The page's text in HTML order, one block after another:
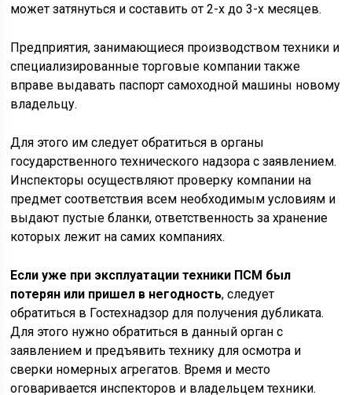
может затянуться и составить от 2-х до 3-х месяцев.
Предприятия, занимающиеся производством техники и
специализированные торговые компании также
вправе выдавать паспорт самоходной машины новому
владельцу.
Для этого им следует обратиться в органы
государственного технического надзора с заявлением.
Инспекторы осуществляют проверку компании на
предмет соответствия всем необходимым условиям и
выдают пустые бланки, ответственность за хранение
которых лежит на самих компаниях.
Если уже при эксплуатации техники ПСМ был
потерян или пришел в негодность, следует
обратиться в Гостехнадзор для получения дубликата.
Для этого нужно обратиться в данный орган с
заявлением и предъявить технику для осмотра и
сверки номерных агрегатов. Время и место
оговаривается инспекторов и владельцем техники.